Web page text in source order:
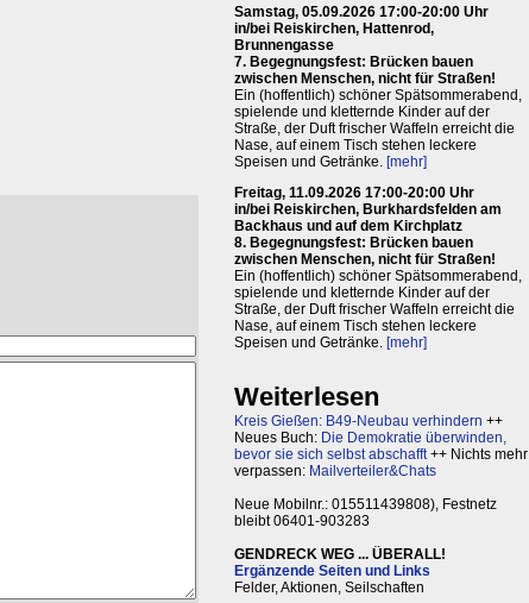
Samstag, 05.09.2026 17:00-20:00 Uhr
in/bei Reiskirchen, Hattenrod,
Brunnengasse
7. Begegnungsfest: Brücken bauen
zwischen Menschen, nicht für Straßen!
Ein (hoffentlich) schöner Spätsommerabend,
spielende und kletternde Kinder auf der
Straße, der Duft frischer Waffeln erreicht die
Nase, auf einem Tisch stehen leckere
Speisen und Getränke. [mehr]
Freitag, 11.09.2026 17:00-20:00 Uhr
in/bei Reiskirchen, Burkhardsfelden am
Backhaus und auf dem Kirchplatz
8. Begegnungsfest: Brücken bauen
zwischen Menschen, nicht für Straßen!
Ein (hoffentlich) schöner Spätsommerabend,
spielende und kletternde Kinder auf der
Straße, der Duft frischer Waffeln erreicht die
Nase, auf einem Tisch stehen leckere
Speisen und Getränke. [mehr]
Weiterlesen
Kreis Gießen: B49-Neubau verhindern ++
Neues Buch: Die Demokratie überwinden,
bevor sie sich selbst abschafft++ Nichts mehr
verpassen: Mailverteiler&Chats
Neue Mobilnr.: 015511439808), Festnetz
bleibt 06401-903283
GENDRECK WEG ... ÜBERALL!
Ergänzende Seiten und Links
Felder, Aktionen, Seilschaften